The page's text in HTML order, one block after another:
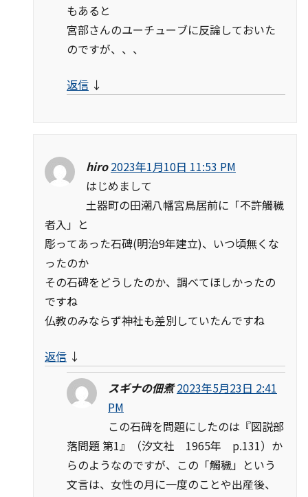
もあると
宮部さんのユーチューブに反論しておいた
のですが、、、
返信 ↓
hiro 2023年1月10日 11:53 PM
はじめまして
土器町の田潮八幡宮鳥居前に「不許觸穢
者入」と
彫ってあった石碑(明治9年建立)、いつ頃無くな
ったのか
その石碑をどうしたのか、調べてほしかったの
ですね
仏教のみならず神社も差別していたんですね
返信 ↓
スギナの佃煮 2023年5月23日 2:41
PM
この石碑を問題にしたのは『図説部
落問題 第1』（汐文社 1965年 p.131）か
らのようなのですが、この「觸穢」という
文言は、女性の月に一度のことや出産後、